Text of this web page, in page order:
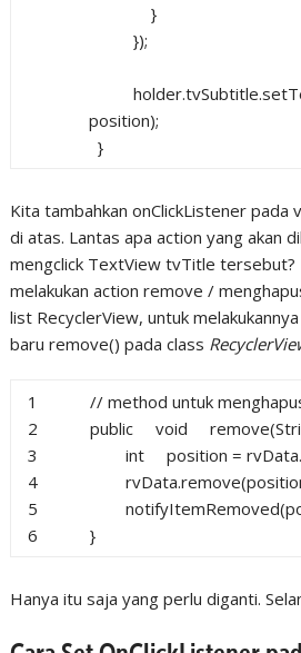
}
});
position);
}
Kita tambahkan onClickListener
di atas. Lantas apa action yang akan
mengclick TextView tvTitle tersebut?
melakukan action remove /
list RecyclerView, untuk
baru remove() pada class
1
2
3
4
5
6
// method untuk
public
void
int
position =
}
Hanya itu saja yang perlu diganti.